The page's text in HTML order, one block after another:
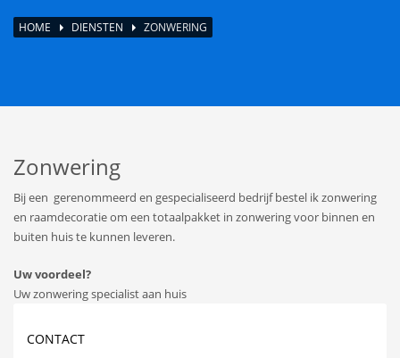
HOME DIENSTEN ZONWERING
Zonwering
Bij een gerenommeerd en gespecialiseerd bedrijf bestel ik zonwering
en raamdecoratie om een totaalpakket in zonwering voor binnen en
buiten huis te kunnen leveren.
Uw voordeel?
Uw zonwering specialist aan huis
CONTACT